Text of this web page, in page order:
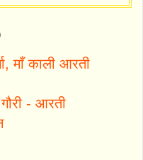
माँ काली आरती
- आरती